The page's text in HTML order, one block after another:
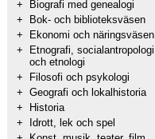
+
Biografi med genealogi
+
Bok- och biblioteksväsen
+
Ekonomi och näringsväsen
+
Etnografi, socialantropologi
och etnologi
+
Filosofi och psykologi
+ Geografi och lokalhistoria
+
Historia
+
Idrott, lek och spel